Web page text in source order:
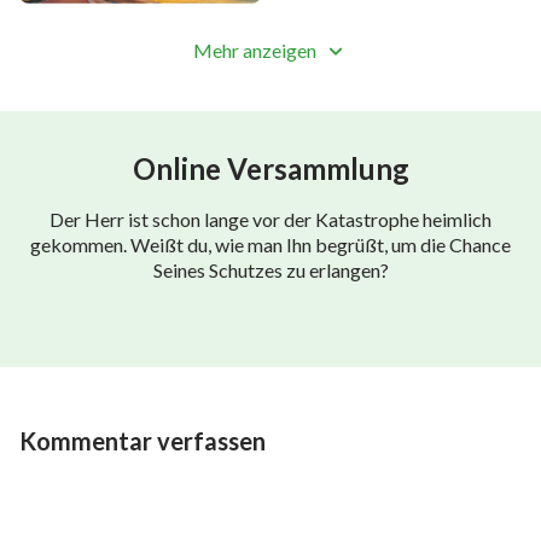
dass sie von Ihm Zeugnis ablegen.
Es gibt nicht viele Menschen dieser Art,
aber auch nicht nur einen oder zwei.
Er verrichtet Sein Werk
Mehr anzeigen
Online Versammlung
Der Herr ist schon lange vor der Katastrophe heimlich
gekommen. Weißt du, wie man Ihn begrüßt, um die Chance
Seines Schutzes zu erlangen?
Kommentar verfassen